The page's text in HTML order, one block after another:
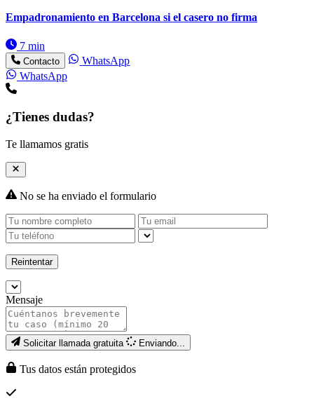
Empadronamiento en Barcelona si el casero no firma
7 min
Contacto
WhatsApp
WhatsApp
¿Tienes dudas?
Te llamamos gratis
No se ha enviado el formulario
Reintentar
Mensaje
Solicitar llamada gratuita Enviando...
Tus datos están protegidos